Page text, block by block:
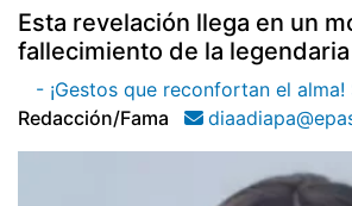
Esta revelación llega en un
fallecimiento de la
- ¡Gestos que reconfortan el
Redacción/fama